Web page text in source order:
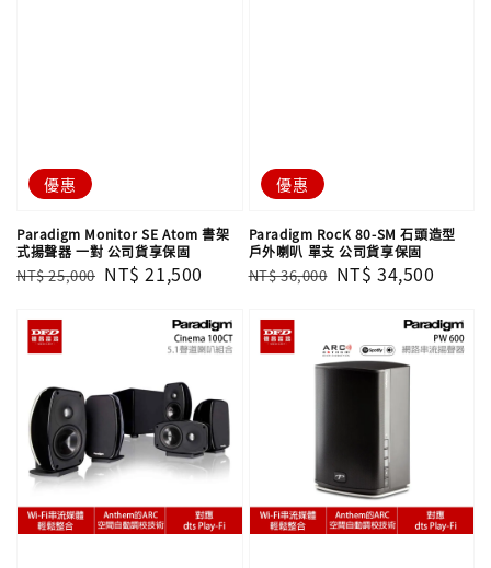
優惠
Paradigm Monitor SE Atom 書架
式揚聲器 一對 公司貨享保固
Regular
NT$ 25,000 Sale
NT$ 21,500
優惠
Paradigm RocK 80-SM 石頭造型
戶外喇叭 單支 公司貨享保固
Regular
NT$ 36,000 Sale
NT$ 34,500